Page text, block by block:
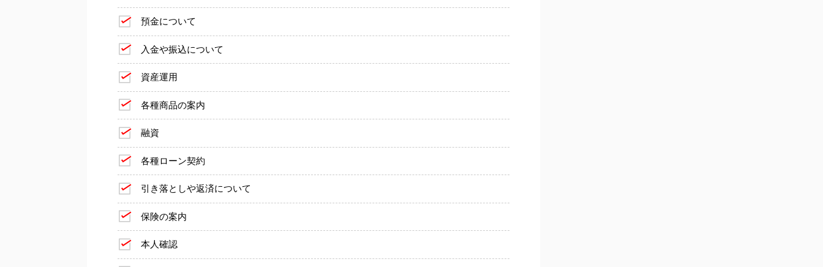
預金について
入金や振込について
資産運用
各種商品の案内
融資
各種ローン契約
引き落としや返済について
保険の案内
本人確認